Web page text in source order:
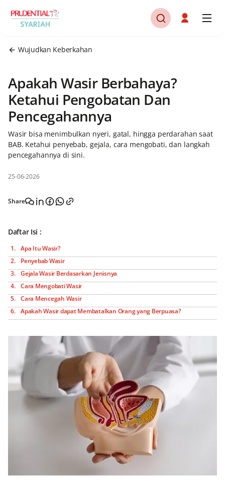
Wujudkan Keberkahan
Apakah Wasir Berbahaya?
Ketahui Pengobatan Dan
Pencegahannya
Wasir bisa menimbulkan nyeri, gatal, hingga perdarahan saat
BAB. Ketahui penyebab, gejala, cara mengobati, dan langkah
pencegahannya di sini.
25-06-2026
Share
Daftar Isi :
Apa Itu Wasir?
Penyebab Wasir
Gejala Wasir Berdasarkan Jenisnya
Cara Mengobati Wasir
Cara Mencegah Wasir
Apakah Wasir dapat Membatalkan Orang yang Berpuasa?